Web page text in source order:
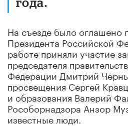
На съезде было оглашено
Президента Российской
работе приняли участие
председателя
Федерации Дмитрий
просвещения Сергей
и образования Валерий
Рособорнадзора Анзор
известные люди.